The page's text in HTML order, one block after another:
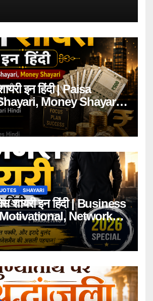
इन हिंदी | Paisa
Money Shayari
SHAYARI
शायरी इन हिंदी | Business
Network
2026